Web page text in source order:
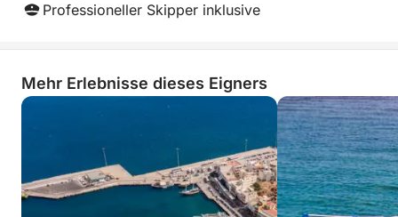
Professioneller Skipper inklusive
Mehr Erlebnisse dieses Eigners